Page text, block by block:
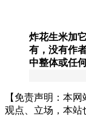
炸花生米加
有，没有作
中整体或任
【免责声明：本
观点、立场，本站